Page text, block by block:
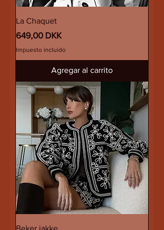
La Chaquet
Precio
649,00 DKK
Impuesto incluido
Agregar al carrito